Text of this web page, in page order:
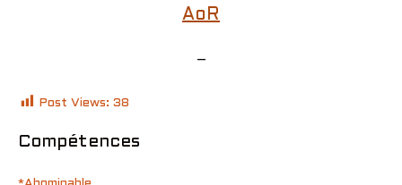
AoR
–
Post Views: 38
Compétences